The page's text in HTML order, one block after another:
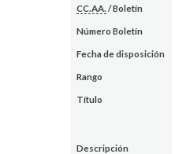
CC.AA. / Boletín
Número Boletín
Fecha de disposición
Rango
Título
Descripción